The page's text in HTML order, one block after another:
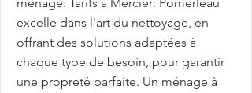
excelle dans l'art du nettoyage, en
offrant des solutions adaptées à
chaque type de besoin, pour garantir
une propreté parfaite. Un ménage à